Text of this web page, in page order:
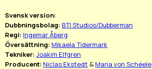
Svensk version:
Dubbningsbolag: BTI Studios/Dubberman
Regi: Ingemar Åberg
Översättning: Mikaela Tidermark
Tekniker: Joakim Elfgren
Producent: Niclas Ekstedt &Maria von Schéele